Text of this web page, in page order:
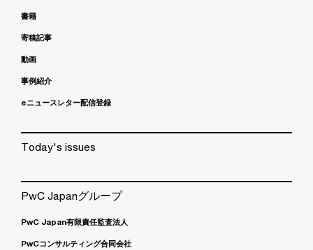
書籍
寄稿記事
動画
事例紹介
eニュースレター配信登録
Today's issues
PwC Japanグループ
PwC Japan有限責任監査法人
PwCコンサルティング合同会社